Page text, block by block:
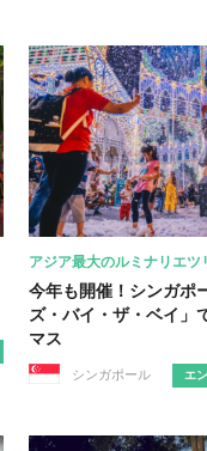
アジア最大のルミナリエツ
今年も開催！シンガポ
ズ・バイ・ザ・ベイ」
マス
シンガポール エ